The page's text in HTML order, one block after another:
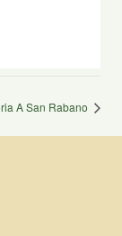
A San Rabano